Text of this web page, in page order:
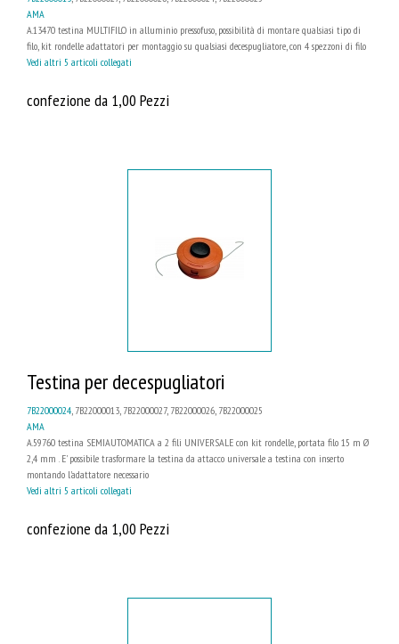
AMA
A.13470 testina MULTIFILO in alluminio pressofuso, possibilità di montare qualsiasi tipo di
filo, kit rondelle adattatori per montaggio su qualsiasi decespugliatore, con 4 spezzoni di filo
Vedi altri 5 articoli collegati
confezione da 1,00 Pezzi
Testina per decespugliatori
7B22000024 , 7B22000013, 7B22000027, 7B22000026, 7B22000025
AMA
A.59760 testina SEMIAUTOMATICA a 2 fili UNIVERSALE con kit rondelle, portata filo 15 m Ø
2,4 mm . E' possibile trasformare la testina da attacco universale a testina con inserto
montando l'adattatore necessario
Vedi altri 5 articoli collegati
confezione da 1,00 Pezzi